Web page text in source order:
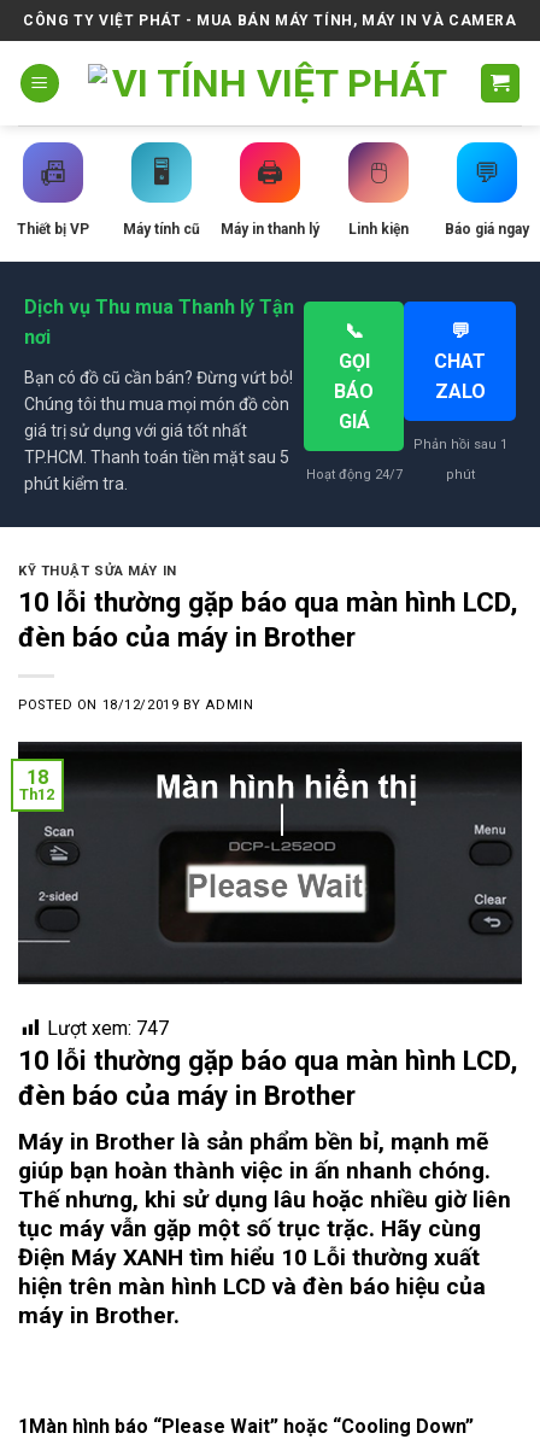
Skip
to
content
CÔNG TY VIỆT PHÁT - MUA BÁN MÁY TÍNH, MÁY IN VÀ CAMERA
📠
Thiết bị VP
🖥️
Máy tính cũ
🖨️
Máy in thanh lý
🖱️
Linh kiện
💬
Báo giá ngay
Dịch vụ Thu mua Thanh lý Tận
nơi
Bạn có đồ cũ cần bán? Đừng vứt bỏ!
Chúng tôi thu mua mọi món đồ còn
giá trị sử dụng với giá tốt nhất
TP.HCM. Thanh toán tiền mặt sau 5
phút kiểm tra.
📞
GỌI
BÁO
GIÁ
Hoạt động 24/7
💬
CHAT
ZALO
Phản hồi sau 1
phút
KỸ THUẬT SỬA MÁY IN
10 lỗi thường gặp báo qua màn hình LCD,
đèn báo của máy in Brother
POSTED ON 18/12/2019 BY ADMIN
18
Th12
Lượt xem: 747
10 lỗi thường gặp báo qua màn hình LCD,
đèn báo của máy in Brother
Máy in Brother là sản phẩm bền bỉ, mạnh mẽ
giúp bạn hoàn thành việc in ấn nhanh chóng.
Thế nhưng, khi sử dụng lâu hoặc nhiều giờ liên
tục máy vẫn gặp một số trục trặc. Hãy cùng
Điện Máy XANH tìm hiểu 10 Lỗi thường xuất
hiện trên màn hình LCD và đèn báo hiệu của
máy in Brother.
1 Màn hình báo “Please Wait” hoặc “Cooling Down”